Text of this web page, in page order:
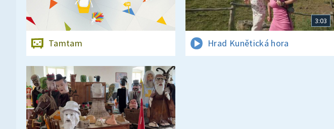
Tamtam
3:03
Hrad Kunětická hora